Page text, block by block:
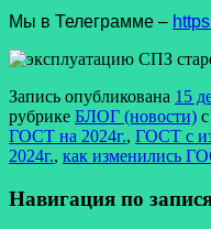
Мы в Телеграмме –
Запись опубликована 15
рубрике БЛОГ (новости)
ГОСТ на 2024г., ГОСТ с
2024г., как изменились
Навигация по